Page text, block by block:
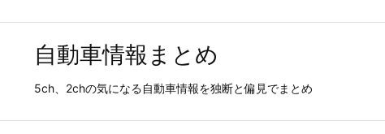
自動車情報まとめ
5ch、2chの気になる自動車情報を独断と偏見でまとめ